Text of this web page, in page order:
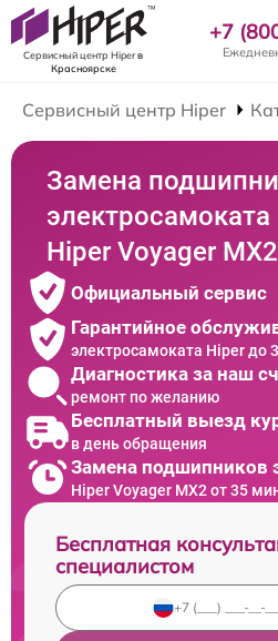
Сервисный центр Hiperв
Красноярске
+7
Сервисный центр Hiper
Замена
электросамоката
Hiper Voyager MX2
Официальный сервис
Гарантийное
электросамоката Hiper до
Диагностика за наш
ремонт по желанию
Бесплатный выезд
в день обращения
Замена подшипников
Hiper Voyager MX2 от 35
Бесплатная
специалистом